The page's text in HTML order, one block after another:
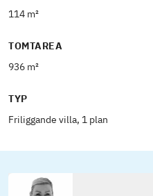
114 m²
TOMTAREA
936 m²
TYP
Friliggande villa, 1 plan